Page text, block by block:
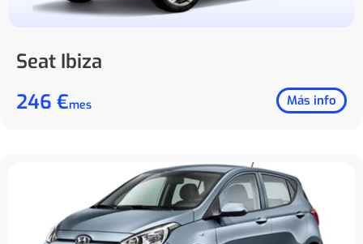
Seat Ibiza
246 €mes Más info